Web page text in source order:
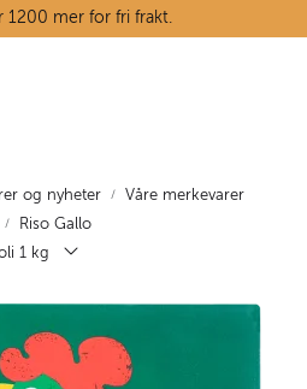
1200 mer for fri frakt.
og nyheter
Våre merkevarer
Riso Gallo
1 kg